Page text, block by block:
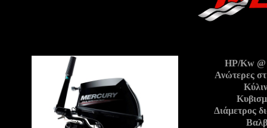
HP/Kw
Ανώτερες
Διάμετρος